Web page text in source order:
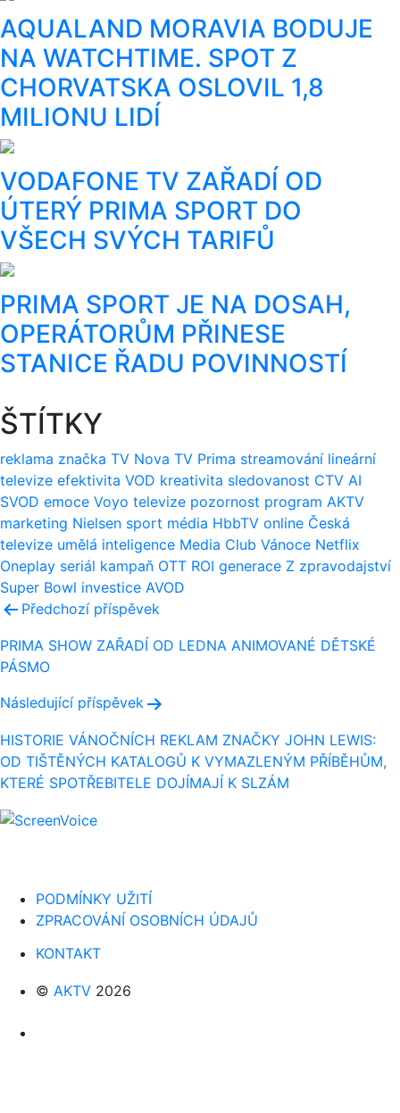
AQUALAND MORAVIA BODUJE
NA WATCHTIME. SPOT Z
CHORVATSKA OSLOVIL 1,8
MILIONU LIDÍ
VODAFONE TV ZAŘADÍ OD
ÚTERÝ PRIMA SPORT DO
VŠECH SVÝCH TARIFŮ
PRIMA SPORT JE NA DOSAH,
OPERÁTORŮM PŘINESE
STANICE ŘADU POVINNOSTÍ
ŠTÍTKY
reklama značka TV Nova TV Prima streamování lineární
televize efektivita VOD kreativita sledovanost CTV AI
SVOD emoce Voyo televize pozornost program AKTV
marketing Nielsen sport média HbbTV online Česká
televize umělá inteligence Media Club Vánoce Netflix
Oneplay seriál kampaň OTT ROI generace Z zpravodajství
Super Bowl investice AVOD
Navigace
pro
příspěvek
Předchozí příspěvek
PRIMA SHOW ZAŘADÍ OD LEDNA ANIMOVANÉ DĚTSKÉ
PÁSMO
Následující příspěvek
HISTORIE VÁNOČNÍCH REKLAM ZNAČKY JOHN LEWIS:
OD TIŠTĚNÝCH KATALOGŮ K VYMAZLENÝM PŘÍBĚHŮM,
KTERÉ SPOTŘEBITELE DOJÍMAJÍ K SLZÁM
PODMÍNKY UŽITÍ
ZPRACOVÁNÍ OSOBNÍCH ÚDAJŮ
KONTAKT
© AKTV 2026